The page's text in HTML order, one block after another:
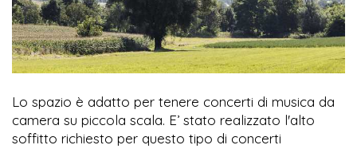
Lo spazio è adatto per tenere concerti di musica da
camera su piccola scala. E’ stato realizzato l'alto
soffitto richiesto per questo tipo di concerti